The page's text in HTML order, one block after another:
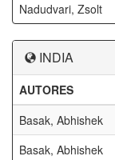
Nadudvari, Zsolt
INDIA
AUTORES
Basak, Abhishek
Basak, Abhishek